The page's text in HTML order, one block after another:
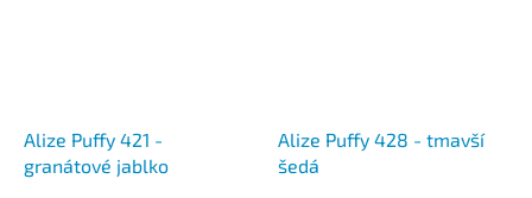
Alize Puffy 421 -
granátové jablko
Alize Puffy 428 - tmavší
šedá